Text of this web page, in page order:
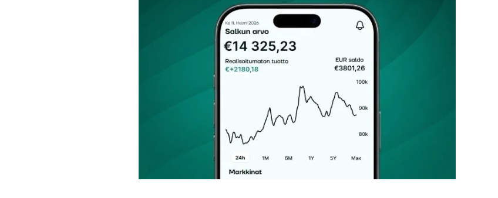
kirjautua sisään rekisteröityä
Sähköpostiosoitettasi ei julkaista. Pakolliset kentät on merkitty